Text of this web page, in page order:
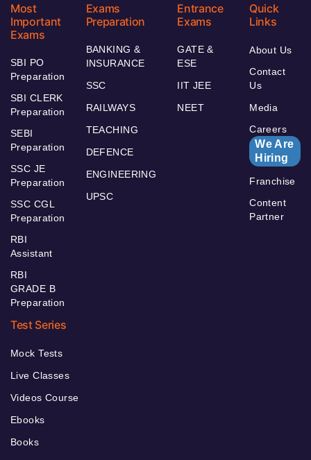
Most
Important
Exams
SBI PO
Preparation
SBI CLERK
Preparation
SEBI
Preparation
SSC JE
Preparation
SSC CGL
Preparation
RBI
Assistant
RBI
GRADE B
Preparation
Exams
Preparation
BANKING &
INSURANCE
SSC
RAILWAYS
TEACHING
DEFENCE
ENGINEERING
UPSC
Entrance
Exams
GATE &
ESE
IIT JEE
NEET
Quick
Links
About Us
Contact
Us
Media
Careers
We Are
Hiring
Franchise
Content
Partner
Test Series
Mock Tests
Live Classes
Videos Course
Ebooks
Books